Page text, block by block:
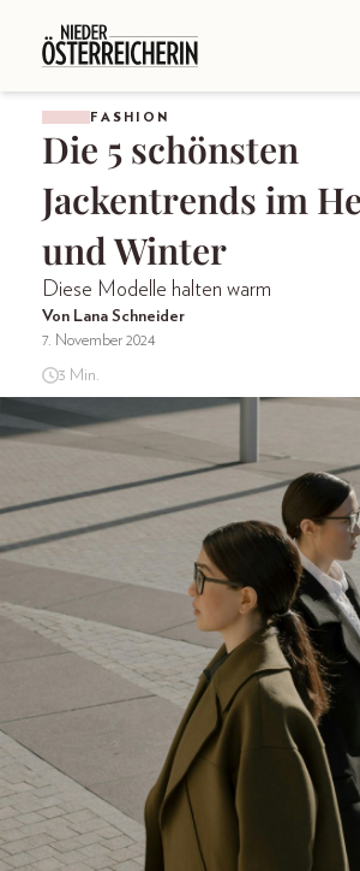
FASHION
Die 5 schönsten
Jackentrends im
und Winter
Diese Modelle halten warm
Von Lana Schneider
7. November 2024
3 Min.